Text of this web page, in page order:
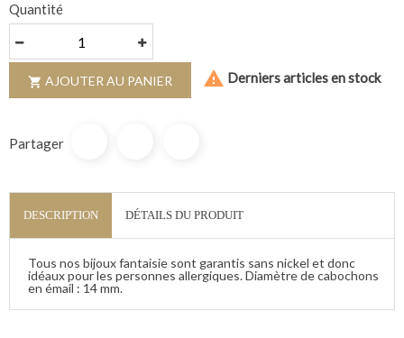
Quantité
 AJOUTER AU PANIER  Derniers articles en stock
Partager
DESCRIPTION DÉTAILS DU PRODUIT
Tous nos bijoux fantaisie sont garantis sans nickel et donc
idéaux pour les personnes allergiques. Diamètre de cabochons
en émail : 14 mm.